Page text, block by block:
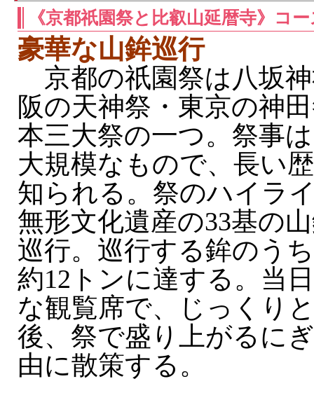
《京都祇園祭と比叡山延暦寺》コ
豪華な山鉾巡行
京都の祇園祭は八坂
阪の天神祭・東京の神
本三大祭の一つ。祭事
大規模なもので、長い
知られる。祭のハイラ
無形文化遺産の33基の
巡行。巡行する鉾のう
約12トンに達する。当
な観覧席で、じっくり
後、祭で盛り上がるに
由に散策する。